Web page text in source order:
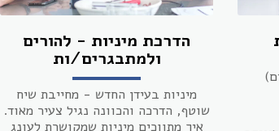
הדרכת מיניות - להורים
ולמתבגרים/ות
מיניות בעידן החדש - מחייבת שיח
שוטף, הדרכה והכוונה נגיל צעיר מאוד.
איך מתווכים מיניות שמקושרת לעונג